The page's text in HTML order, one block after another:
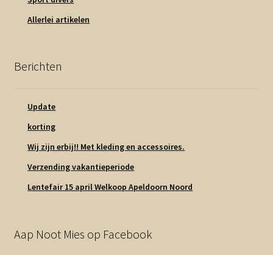
Allerlei artikelen
Berichten
Update
korting
Wij zijn erbij!! Met kleding en accessoires.
Verzending vakantieperiode
Lentefair 15 april Welkoop Apeldoorn Noord
Aap Noot Mies op Facebook